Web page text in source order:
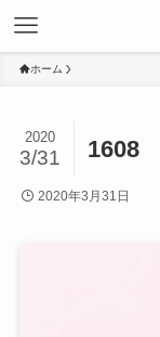
ホーム
1608
2020
3/31
2020年3月31日